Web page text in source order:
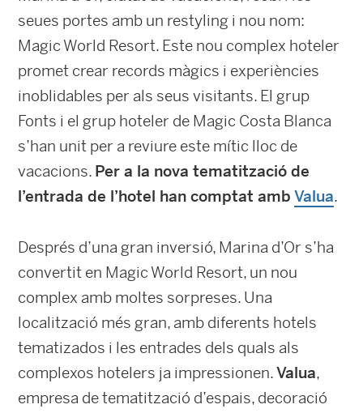
seues portes amb un restyling i nou nom:
Magic World Resort. Este nou complex hoteler
promet crear records màgics i experiències
inoblidables per als seus visitants. El grup
Fonts i el grup hoteler de Magic Costa Blanca
s’han unit per a reviure este mític lloc de
vacacions. Per a la nova tematització de
l’entrada de l’hotel han comptat amb Valua.
Després d’una gran inversió, Marina d’Or s’ha
convertit en Magic World Resort, un nou
complex amb moltes sorpreses. Una
localització més gran, amb diferents hotels
tematizados i les entrades dels quals als
complexos hotelers ja impressionen.Valua,
empresa de tematització d’espais, decoració